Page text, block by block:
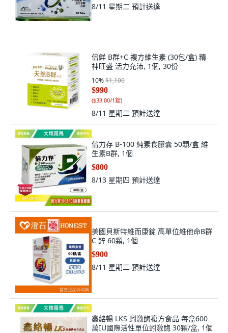
8/11 星期二 預計送達
倍鮮 B群+C 複方維生素 (30包/盒) 精
神旺盛 活力充沛, 1個, 30份
10%$1,100
$990
($33.00/1錠)
8/11 星期二 預計送達
倍力存 B-100 純素食膠囊 50顆/盒 維
生素B群, 1個
$800
8/13 星期四 預計送達
美國貝斯特維而康錠 高單位維他命B群
C 鋅 60顆, 1個
$900
8/11 星期二 預計送達
鑫絡暢 LKS 蚓激酶複方食品 每盒600
萬IU國際活性單位蚓激酶 30顆/盒, 1個